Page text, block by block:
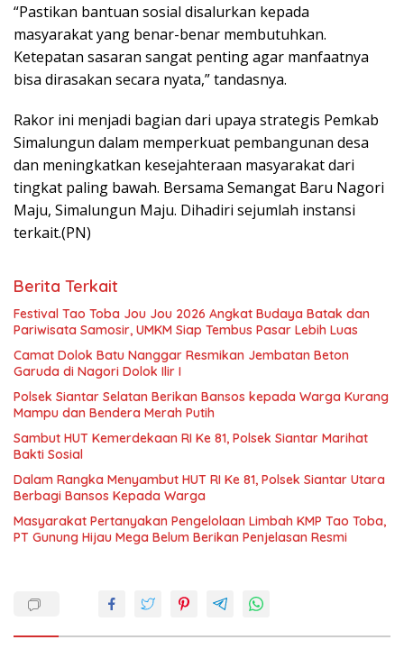
“Pastikan bantuan sosial disalurkan kepada
masyarakat yang benar-benar membutuhkan.
Ketepatan sasaran sangat penting agar manfaatnya
bisa dirasakan secara nyata,” tandasnya.
Rakor ini menjadi bagian dari upaya strategis Pemkab
Simalungun dalam memperkuat pembangunan desa
dan meningkatkan kesejahteraan masyarakat dari
tingkat paling bawah. Bersama Semangat Baru Nagori
Maju, Simalungun Maju. Dihadiri sejumlah instansi
terkait.(PN)
Berita Terkait
Festival Tao Toba Jou Jou 2026 Angkat Budaya Batak dan
Pariwisata Samosir, UMKM Siap Tembus Pasar Lebih Luas
Camat Dolok Batu Nanggar Resmikan Jembatan Beton
Garuda di Nagori Dolok Ilir I
Polsek Siantar Selatan Berikan Bansos kepada Warga Kurang
Mampu dan Bendera Merah Putih
Sambut HUT Kemerdekaan RI Ke 81, Polsek Siantar Marihat
Bakti Sosial
Dalam Rangka Menyambut HUT RI Ke 81, Polsek Siantar Utara
Berbagi Bansos Kepada Warga
Masyarakat Pertanyakan Pengelolaan Limbah KMP Tao Toba,
PT Gunung Hijau Mega Belum Berikan Penjelasan Resmi